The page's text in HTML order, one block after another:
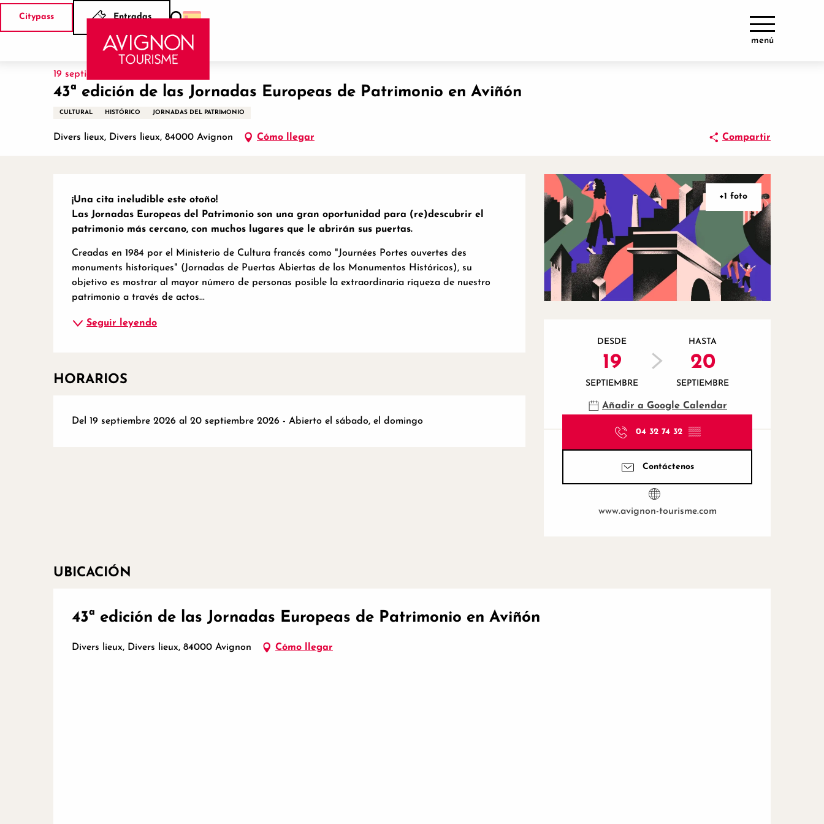
Aller
Citypass Entradas
Buscar
menú
Inicio 43ª edición de las Jornadas Europeas de Patrimonio en Aviñón
19 septiembre > 20 septiembre
43ª edición de las Jornadas Europeas de Patrimonio en Aviñón
CULTURAL HISTÓRICO JORNADAS DEL PATRIMONIO
Divers lieux, Divers lieux, 84000 Avignon Cómo llegar Compartir
+1 foto
Horarios y datos de
DESDE
19
SEPTIEMBRE
HASTA
20
SEPTIEMBRE
Añadir a Google Calendar
04 32 74 32 ▒▒
Contáctenos
www.avignon-tourisme.com
Descripción
¡Una cita ineludible este otoño!
Las Jornadas Europeas del Patrimonio son una gran oportunidad para (re)descubrir el
patrimonio más cercano, con muchos lugares que le abrirán sus puertas.
Creadas en 1984 por el Ministerio de Cultura francés como "Journées Portes ouvertes des
monuments historiques" (Jornadas de Puertas Abiertas de los Monumentos Históricos), su
objetivo es mostrar al mayor número de personas posible la extraordinaria riqueza de nuestro
patrimonio a través de actos...
Seguir leyendo
HORARIOS
Del 19 septiembre 2026 al 20 septiembre 2026 - Abierto el sábado, el domingo
UBICACIÓN
43ª edición de las Jornadas Europeas de Patrimonio en Aviñón
Divers lieux, Divers lieux, 84000 Avignon Cómo llegar